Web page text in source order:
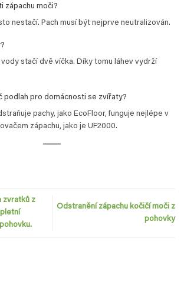
zápachu moči?
nestačí. Pach musí být nejprve neutralizován.
stačí dvě víčka. Díky tomu láhev vydrží
podlah pro domácnosti se zvířaty?
pachy, jako EcoFloor, funguje nejlépe v
zápachu, jako je UF2000.
zvratků z
Odstranění zápachu kočičí moči z
pohovky